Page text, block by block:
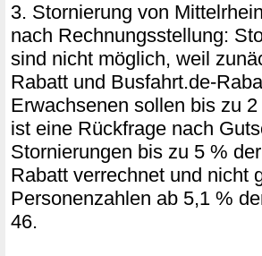
3. Stornierung von
nach Rechnungsstellung:
sind nicht möglich, weil
Rabatt und Busfahrt.de-
Erwachsenen sollen bis zu
ist eine Rückfrage nach
Stornierungen bis zu 5 %
Rabatt verrechnet und nicht
Personenzahlen ab 5,1 %
46.